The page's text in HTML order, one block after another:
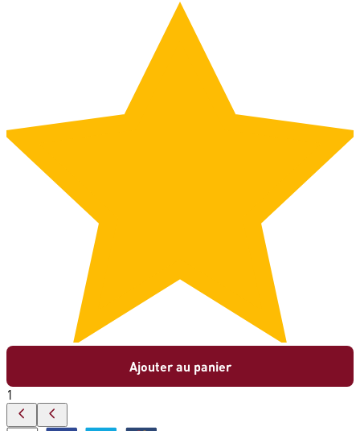
Ajouter au panier
1